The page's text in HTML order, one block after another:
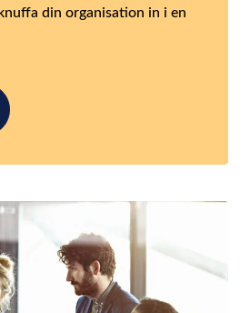
din organisation in i en